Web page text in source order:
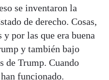
se inventaron la
de derecho. Cosas,
por las que era buena
y también bajo
de Trump. Cuando
funcionado.